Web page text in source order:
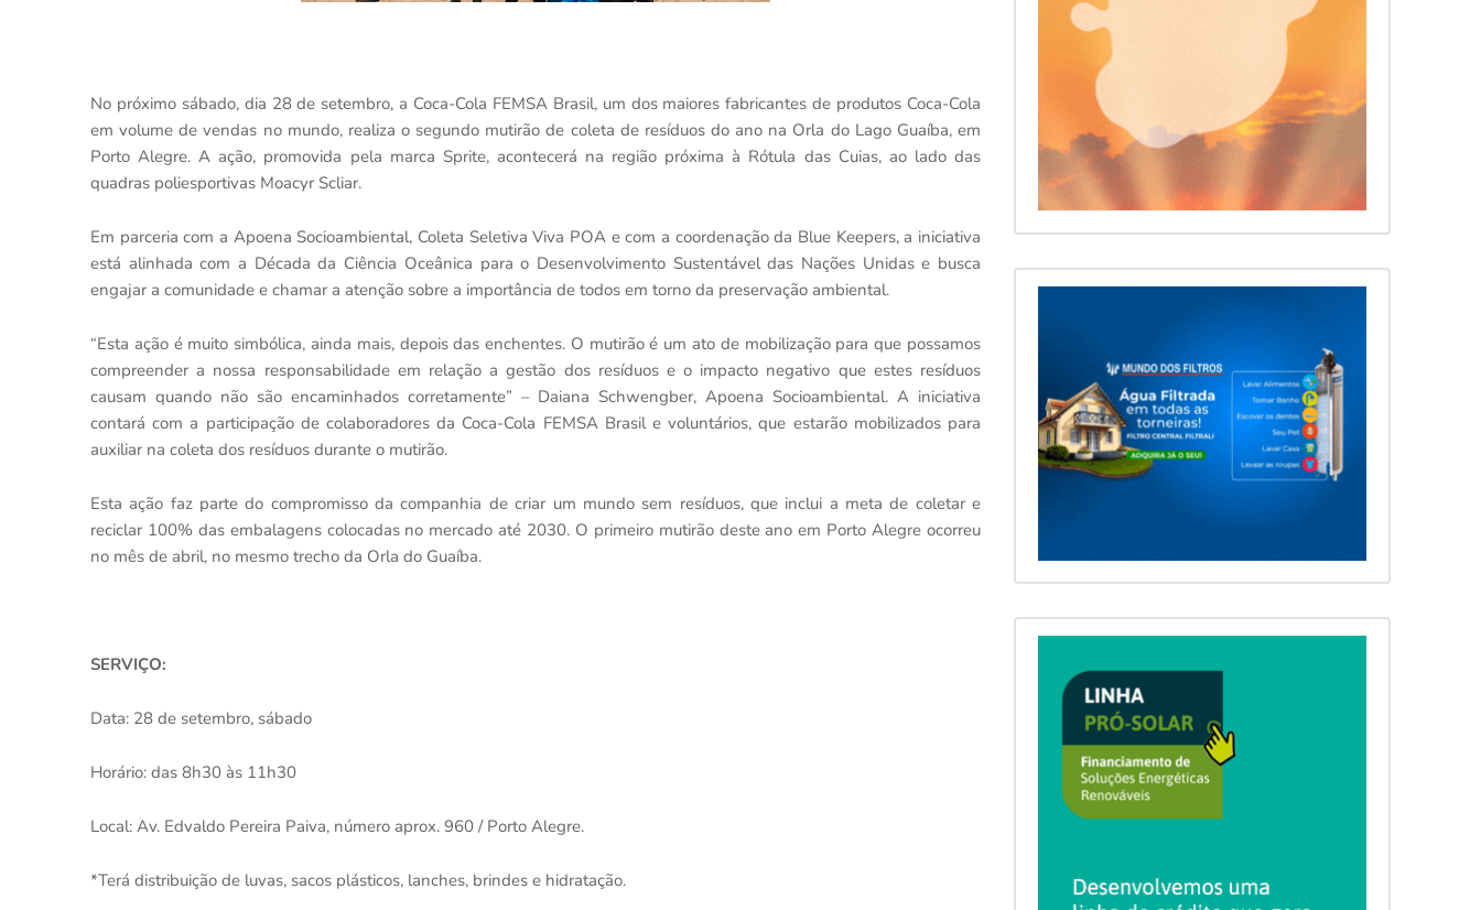
No próximo sábado, dia 28 de setembro, a Coca-Cola FEMSA Brasil, um dos maiores fabricantes de produtos Coca-Cola
em volume de vendas no mundo, realiza o segundo mutirão de coleta de resíduos do ano na Orla do Lago Guaíba, em
Porto Alegre. A ação, promovida pela marca Sprite, acontecerá na região próxima à Rótula das Cuias, ao lado das
quadras poliesportivas Moacyr Scliar.
Em parceria com a Apoena Socioambiental, Coleta Seletiva Viva POA e com a coordenação da Blue Keepers, a iniciativa
está alinhada com a Década da Ciência Oceânica para o Desenvolvimento Sustentável das Nações Unidas e busca
engajar a comunidade e chamar a atenção sobre a importância de todos em torno da preservação ambiental.
“Esta ação é muito simbólica, ainda mais, depois das enchentes. O mutirão é um ato de mobilização para que possamos
compreender a nossa responsabilidade em relação a gestão dos resíduos e o impacto negativo que estes resíduos
causam quando não são encaminhados corretamente” – Daiana Schwengber, Apoena Socioambiental. A iniciativa
contará com a participação de colaboradores da Coca-Cola FEMSA Brasil e voluntários, que estarão mobilizados para
auxiliar na coleta dos resíduos durante o mutirão.
Esta ação faz parte do compromisso da companhia de criar um mundo sem resíduos, que inclui a meta de coletar e
reciclar 100% das embalagens colocadas no mercado até 2030. O primeiro mutirão deste ano em Porto Alegre ocorreu
no mês de abril, no mesmo trecho da Orla do Guaíba.
SERVIÇO:
Data: 28 de setembro, sábado
Horário: das 8h30 às 11h30
Local: Av. Edvaldo Pereira Paiva, número aprox. 960 / Porto Alegre.
*Terá distribuição de luvas, sacos plásticos, lanches, brindes e hidratação.